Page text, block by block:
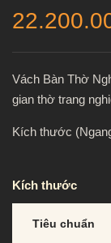
Vách Bàn Thờ
gian thờ trang
Kích thước
Kích thước
Tiêu chuẩn